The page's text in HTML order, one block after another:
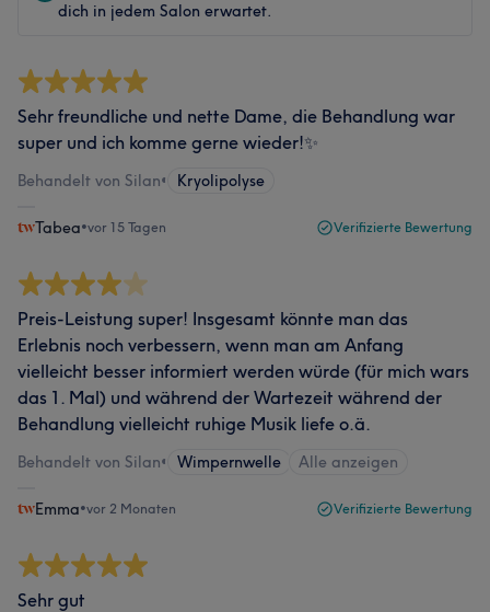
dich in jedem Salon erwartet.
Sehr freundliche und nette Dame, die Behandlung war
super und ich komme gerne wieder!✨
Behandelt von Silan• Kryolipolyse
Tabea•vor 15 Tagen Verifizierte Bewertung
Preis-Leistung super! Insgesamt könnte man das
Erlebnis noch verbessern, wenn man am Anfang
vielleicht besser informiert werden würde (für mich wars
das 1. Mal) und während der Wartezeit während der
Behandlung vielleicht ruhige Musik liefe o.ä.
Behandelt von Silan• Wimpernwelle Alle anzeigen
Emma•vor 2 Monaten Verifizierte Bewertung
Sehr gut